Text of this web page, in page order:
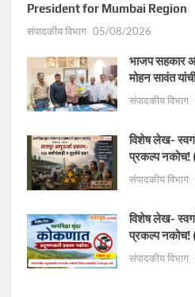
President for Mumbai Region
संपादकीय विभाग 05/08/2026
भाजप सहकार
मोहन सावंत
संपादकीय विभाग
विशेष लेख-
प्रकल्प नकोच!
संपादकीय विभाग
विशेष लेख-
प्रकल्प नकोच!
संपादकीय विभाग